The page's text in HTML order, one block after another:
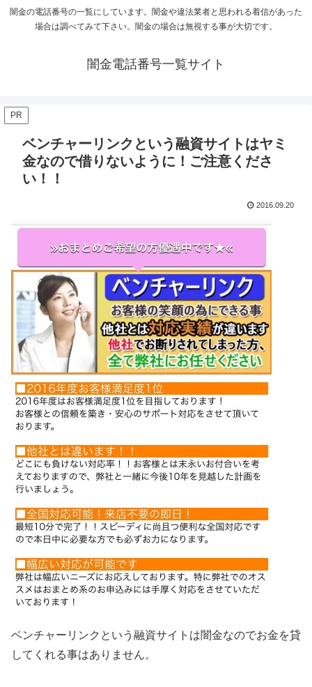
闇金の電話番号の一覧にしています。闇金や違法業者と思われる着信があった
場合は調べてみて下さい。闇金の場合は無視する事が大切です。
闇金電話番号一覧サイト
PR
ベンチャーリンクという融資サイトはヤミ
金なので借りないように！ご注意くださ
い！！
2016.09.20
ベンチャーリンクという融資サイトは闇金なのでお金を貸
してくれる事はありません。